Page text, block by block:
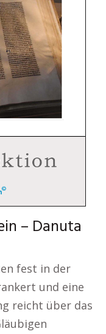
– Danuta
fest in der
und eine
reicht über das